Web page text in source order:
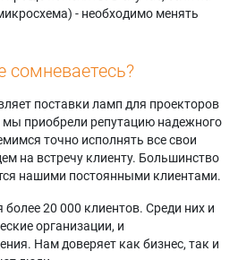
- необходимо менять
сомневаетесь?
поставки ламп для проекторов
мы приобрели репутацию надежного
точно исполнять все свои
на встречу клиенту. Большинство
нашими постоянными клиентами.
20 000 клиентов. Среди них и
организации, и
Нам доверяет как бизнес, так и